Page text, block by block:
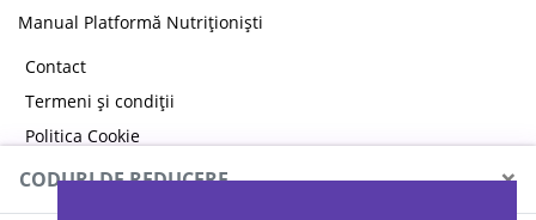
Manual Platformă Nutriționiști
Contact
Termeni și condiții
Politica Cookie
Politica de confidențialitate
CODURI DE REDUCERE ×